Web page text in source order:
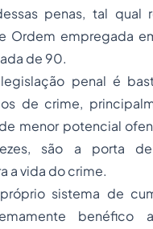
penas, tal qual
Ordem empregada
de 90.
penal é
de crime,
menor potencial
são a porta
a vida do crime.
sistema de
benéfico